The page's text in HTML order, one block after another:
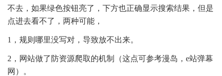
不去，如果绿色按钮亮了，下方也正确显示搜索结果，但是
点进去看不了，两种可能，
1，规则哪里没写对，导致放不出来。
2，网站做了防资源爬取的机制（这点可参考漫岛，e站弹幕
网）。